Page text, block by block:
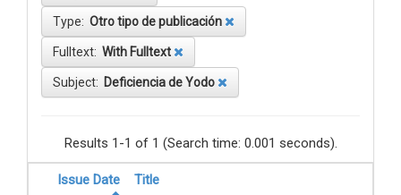
Type: Otro tipo de publicación
Fulltext: With Fulltext
Subject: Deficiencia de Yodo
Results 1-1 of 1 (Search time: 0.001 seconds).
Issue Date Title